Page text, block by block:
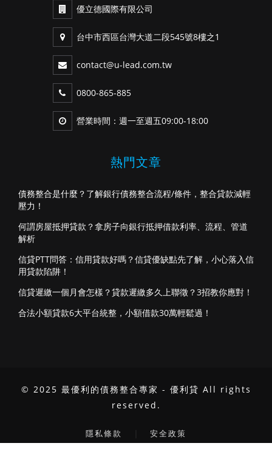
優立德國際有限公司
台中市西區台灣大道二段545號8樓之1
contact@u-lead.com.tw
0800-865-885
營業時間：週一至週五09:00-18:00
熱門文章
債務整合是什麼？了解銀行債務整合流程/條件，整合貸款減輕
壓力！
何謂房屋抵押貸款？拿房子向銀行抵押借款利率、流程、管道
解析
信貸PTT問答：信用貸款好嗎？信貸優缺點先了解，小心落入信
用貸款陷阱！
信貸遲繳一個月會怎樣？貸款遲繳多久上聯徵？3招教你應對！
合法小額貸款6大平台統整，小額借款30萬輕鬆過！
© 2025 最優利的債務整合專家 - 優利貸 All rights
reserved.
隱私條款 安全政策